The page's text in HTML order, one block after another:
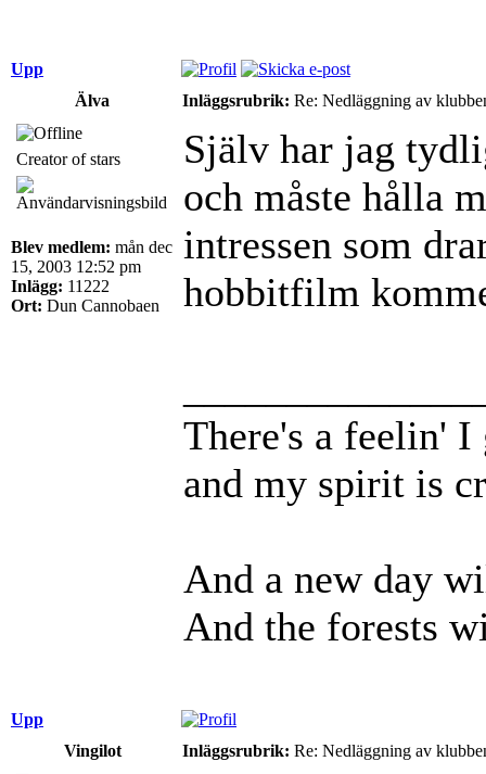
Upp
Älva
Inläggsrubrik: Re: Nedläggning av
Creator of stars
Blev medlem: mån dec
15, 2003 12:52 pm
Inlägg: 11222
Ort: Dun Cannobaen
Själv har jag
och måste hålla
intressen som
hobbitfilm
There's a feelin'
and my spirit is
And a new day
And the forests
Upp
Vingilot
Inläggsrubrik: Re: Nedläggning av